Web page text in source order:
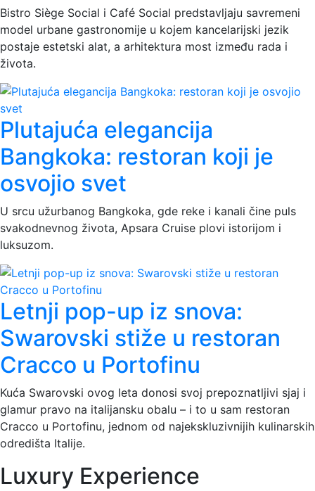
Bistro Siège Social i Café Social predstavljaju savremeni
model urbane gastronomije u kojem kancelarijski jezik
postaje estetski alat, a arhitektura most između rada i
života.
Plutajuća elegancija
Bangkoka: restoran koji je
osvojio svet
U srcu užurbanog Bangkoka, gde reke i kanali čine puls
svakodnevnog života, Apsara Cruise plovi istorijom i
luksuzom.
Letnji pop-up iz snova:
Swarovski stiže u restoran
Cracco u Portofinu
Kuća Swarovski ovog leta donosi svoj prepoznatljivi sjaj i
glamur pravo na italijansku obalu – i to u sam restoran
Cracco u Portofinu, jednom od najekskluzivnijih kulinarskih
odredišta Italije.
Luxury Experience